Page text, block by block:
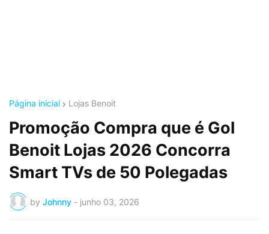
Página inicial Lojas Benoit
Promoção Compra que é Gol
Benoit Lojas 2026 Concorra
Smart TVs de 50 Polegadas
by Johnny - junho 03, 2026